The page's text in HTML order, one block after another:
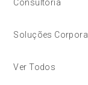
Consultoria
Soluções
Ver Todos